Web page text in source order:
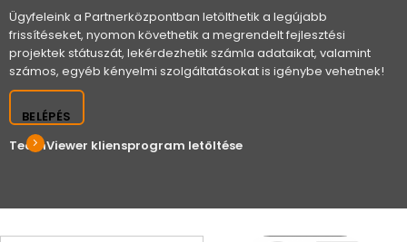
Ügyfeleink a Partnerközpontban letölthetik a legújabb
frissítéseket, nyomon követhetik a megrendelt fejlesztési
projektek státuszát, lekérdezhetik számla adataikat, valamint
számos, egyéb kényelmi szolgáltatásokat is igénybe vehetnek!
BELÉPÉS
TeamViewer kliensprogram letöltése